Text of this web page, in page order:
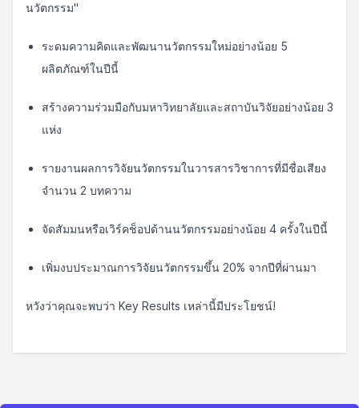
นวัตกรรม"
ระดมความคิดและพัฒนานวัตกรรมใหม่อย่างน้อย 5
ผลิตภัณฑ์ในปีนี้
สร้างความร่วมมือกับมหาวิทยาลัยและสถาบันวิจัยอย่างน้อย 3
แห่ง
รายงานผลการวิจัยนวัตกรรมในวารสารวิชาการที่มีชื่อเสียง
จำนวน 2 บทความ
จัดสัมมนหรือเวิร์คช็อปด้านนวัตกรรมอย่างน้อย 4 ครั้งในปีนี้
เพิ่มงบประมาณการวิจัยนวัตกรรมขึ้น 20% จากปีที่ผ่านมา
หวังว่าคุณจะพบว่า Key Results เหล่านี้มีประโยชน์!